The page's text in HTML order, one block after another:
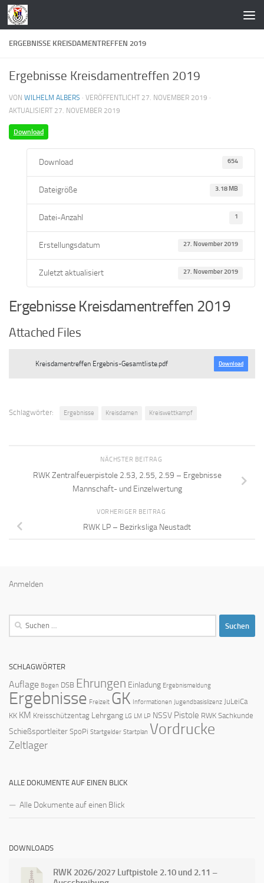
Zum Inhalt springen
ERGEBNISSE KREISDAMENTREFFEN 2019
Ergebnisse Kreisdamentreffen 2019
VON WILHELM ALBERS · VERÖFFENTLICHT 27. NOVEMBER 2019 ·
AKTUALISIERT 27. NOVEMBER 2019
Download
Download 654
Dateigröße 3.18 MB
Datei-Anzahl 1
Erstellungsdatum 27. November 2019
Zuletzt aktualisiert 27. November 2019
Ergebnisse Kreisdamentreffen 2019
Attached Files
Kreisdamentreffen Ergebnis-Gesamtliste.pdf Download
Schlagwörter: Ergebnisse Kreisdamen Kreiswettkampf
NÄCHSTER BEITRAG
RWK Zentralfeuerpistole 2.53, 2.55, 2.59 – Ergebnisse
Mannschaft- und Einzelwertung
VORHERIGER BEITRAG
RWK LP – Bezirksliga Neustadt
Anmelden
Suchen
SCHLAGWÖRTER
Auflage Bogen DSB Ehrungen Einladung Ergebnismeldung
Ergebnisse Freizeit GK Informationen Jugendbasislizenz JuLeiCa
KK KM Kreisschützentag Lehrgang LG LM LP NSSV Pistole RWK Sachkunde
Schießsportleiter SpoPi Startgelder Startplan Vordrucke
Zeltlager
ALLE DOKUMENTE AUF EINEN BLICK
Alle Dokumente auf einen Blick
DOWNLOADS
RWK 2026/2027 Luftpistole 2.10 und 2.11 –